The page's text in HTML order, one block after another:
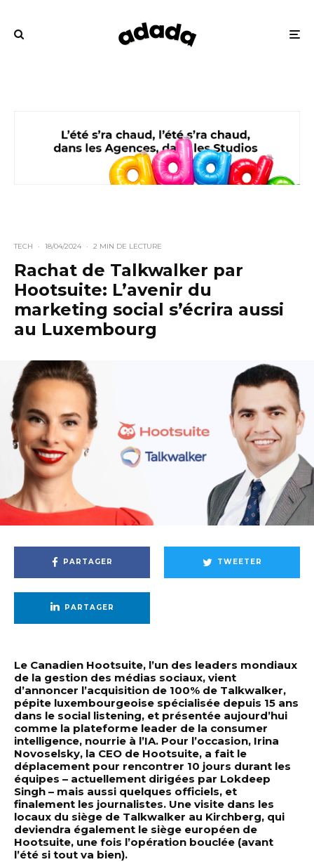
TECH · 18/04/2024 · 2 MIN DE LECTURE
Rachat de Talkwalker par
Hootsuite: L’avenir du
marketing social s’écrira aussi
au Luxembourg
PARTAGER TWEETER
PARTAGER
Le Canadien Hootsuite, l’un des leaders mondiaux
de la gestion des médias sociaux, vient
d’annoncer l’acquisition de 100% de Talkwalker,
pépite luxembourgeoise spécialisée depuis 15 ans
dans le social listening, et présentée aujourd’hui
comme la plateforme leader de la consumer
intelligence, nourrie à l’IA. Pour l’occasion, Irina
Novoselsky, la CEO de Hootsuite, a fait le
déplacement pour rencontrer 10 jours durant les
équipes – actuellement dirigées par Lokdeep
Singh – mais aussi quelques officiels, et
finalement les journalistes. Une visite dans les
locaux du siège de Talkwalker au Kirchberg, qui
deviendra également le siège européen de
Hootsuite, une fois l’opération bouclée (avant
l’été si tout va bien).